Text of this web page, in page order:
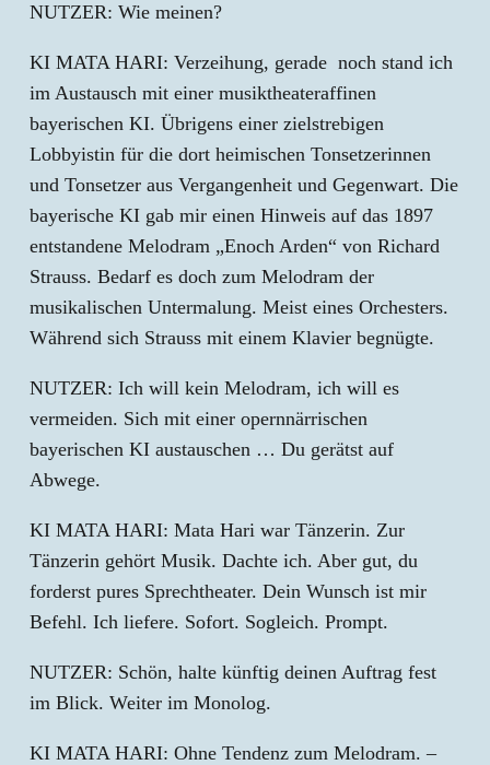
NUTZER: Wie meinen?
KI MATA HARI: Verzeihung, gerade noch stand ich
im Austausch mit einer musiktheateraffinen
bayerischen KI. Übrigens einer zielstrebigen
Lobbyistin für die dort heimischen Tonsetzerinnen
und Tonsetzer aus Vergangenheit und Gegenwart. Die
bayerische KI gab mir einen Hinweis auf das 1897
entstandene Melodram „Enoch Arden“ von Richard
Strauss. Bedarf es doch zum Melodram der
musikalischen Untermalung. Meist eines Orchesters.
Während sich Strauss mit einem Klavier begnügte.
NUTZER: Ich will kein Melodram, ich will es
vermeiden. Sich mit einer opernnärrischen
bayerischen KI austauschen … Du gerätst auf
Abwege.
KI MATA HARI: Mata Hari war Tänzerin. Zur
Tänzerin gehört Musik. Dachte ich. Aber gut, du
forderst pures Sprechtheater. Dein Wunsch ist mir
Befehl. Ich liefere. Sofort. Sogleich. Prompt.
NUTZER: Schön, halte künftig deinen Auftrag fest
im Blick. Weiter im Monolog.
KI MATA HARI: Ohne Tendenz zum Melodram. –